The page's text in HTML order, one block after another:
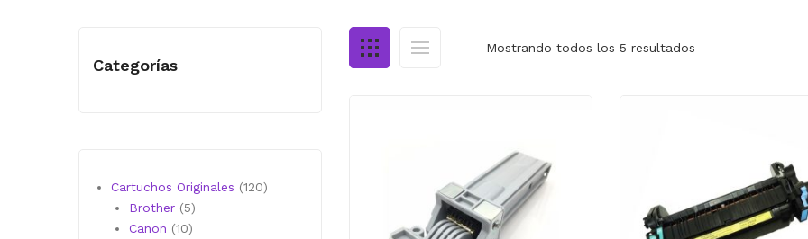
Mostrando todos los 5 resultados
Categorías
Cartuchos Originales 120120
Brother 55
productos
Canon 1010